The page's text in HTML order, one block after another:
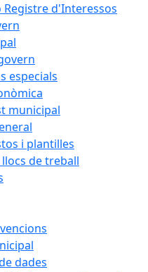
Registre d'Interessos
especials
municipal
i plantilles
llocs de treball
dades